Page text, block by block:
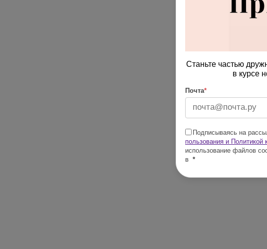
Станьте частью
в курсе
Почта*
Подписываясь на
пользования и Политикой
использование файлов
в *